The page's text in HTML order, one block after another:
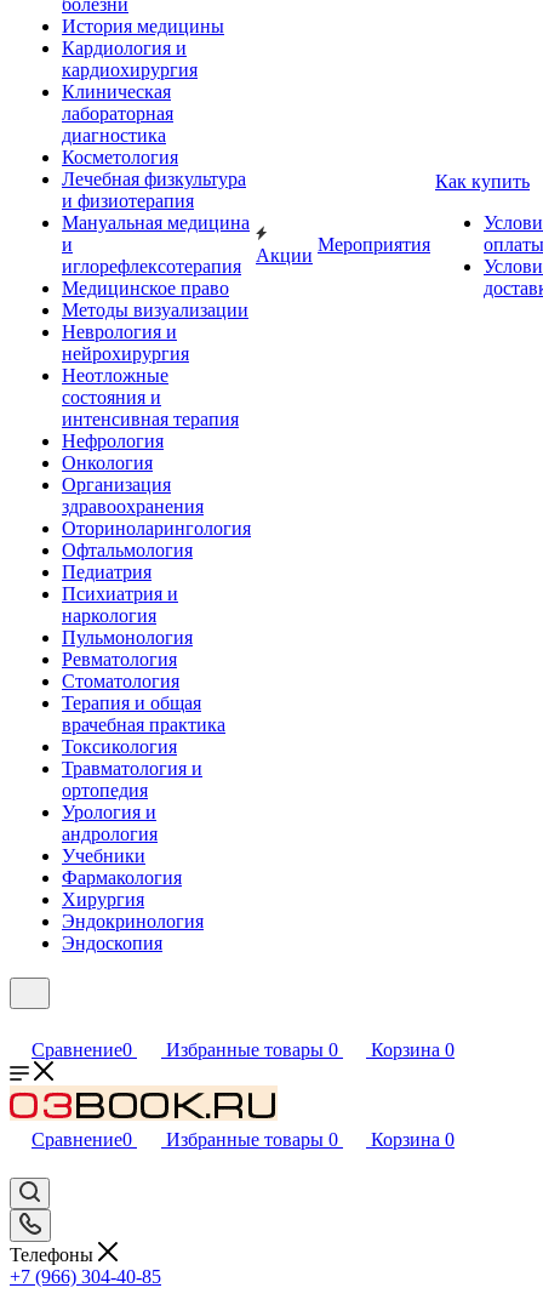
болезни
История медицины
Кардиология и
кардиохирургия
Клиническая
лабораторная
диагностика
Косметология
Лечебная физкультура
и физиотерапия
Мануальная медицина
и
иглорефлексотерапия
Медицинское право
Методы визуализации
Неврология и
нейрохирургия
Неотложные
состояния и
интенсивная терапия
Нефрология
Онкология
Организация
здравоохранения
Оториноларингология
Офтальмология
Педиатрия
Психиатрия и
наркология
Пульмонология
Ревматология
Стоматология
Терапия и общая
врачебная практика
Токсикология
Травматология и
ортопедия
Урология и
андрология
Учебники
Фармакология
Хирургия
Эндокринология
Эндоскопия
Акции
Мероприятия
Как купить
оплаты
Сравнение0 Избранные товары 0 Корзина 0
Сравнение0 Избранные товары 0 Корзина 0
Телефоны
+7 (966) 304-40-85